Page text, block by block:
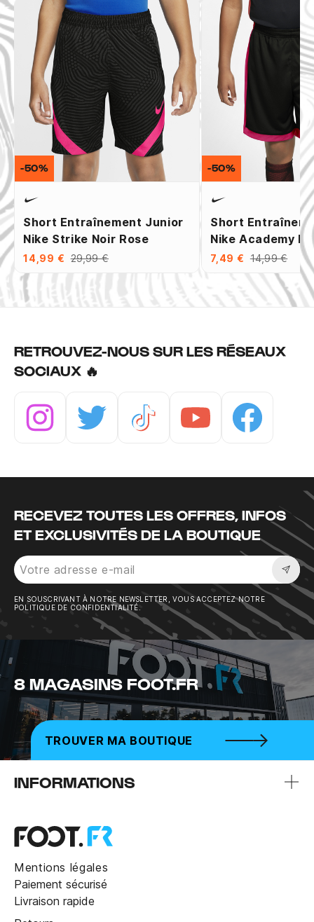
Short Entraînement Junior
Nike Strike Noir Rose
14,99 € 29,99 €
-50%
Short
Nike Academy
7,49 € 14,99 €
-50%
RETROUVEZ-NOUS SUR LES RÉSEAUX
SOCIAUX 🔥
RECEVEZ TOUTES LES OFFRES, INFOS
ET EXCLUSIVITÉS DE LA BOUTIQUE
EN SOUSCRIVANT À NOTRE NEWSLETTER, VOUS ACCEPTEZ NOTRE
POLITIQUE DE CONFIDENTIALITÉ.
8 MAGASINS FOOT.FR
TROUVER MA BOUTIQUE
INFORMATIONS
Mentions légales
Paiement sécurisé
Livraison rapide